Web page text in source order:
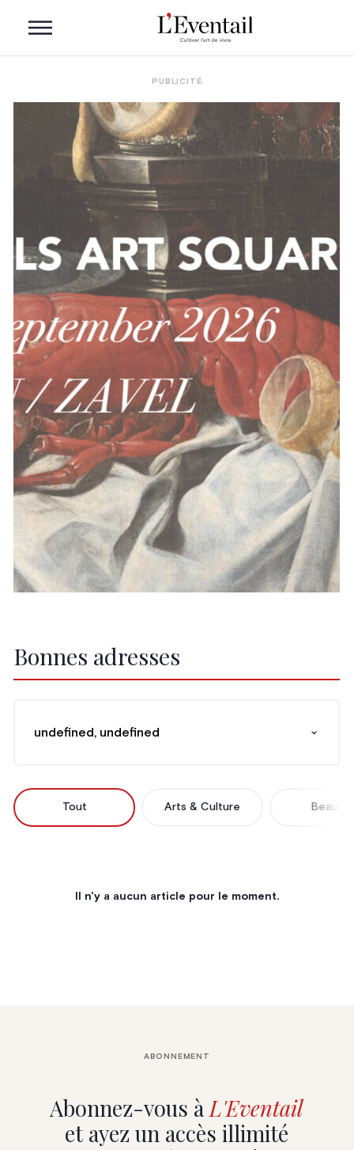
PUBLICITÉ
Bonnes adresses
undefined, undefined
Tout Arts & Culture Beauté
Il n'y a aucun article pour le moment.
Abonnez-vous àL'Eventail
et ayez un accès illimité
ABONNEMENT